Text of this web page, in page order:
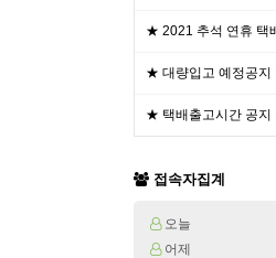
★ 2021 추석 연휴 택
★ 대량입고 예정공
★ 택배출고시간 공
접속자집계
오늘
어제